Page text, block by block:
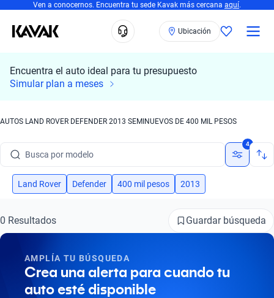
Ven a conocernos. Encuentra tu sede Kavak más cercana aquí.
Ubicación
Encuentra el auto ideal para tu presupuesto
Simular plan a meses
AUTOS LAND ROVER DEFENDER 2013 SEMINUEVOS DE 400 MIL PESOS
Busca por modelo
Busca por versión
Busca por marca
Busca por modelo
Busca por versión
4
Land Rover Defender 400 mil pesos 2013
0 Resultados Guardar búsqueda
AMPLÍA TU BÚSQUEDA
Crea una alerta para cuando tu
auto esté disponible